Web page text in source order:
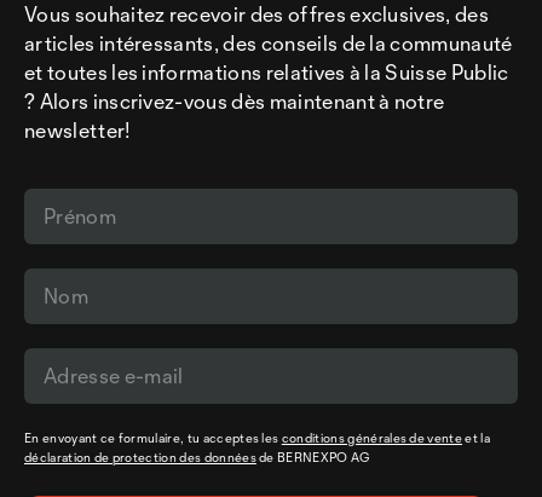
Vous souhaitez recevoir des offres exclusives, des
articles intéressants, des conseils de la communauté
et toutes les informations relatives à la Suisse Public
? Alors inscrivez-vous dès maintenant à notre
newsletter!
En envoyant ce formulaire, tu acceptes les conditions générales de venteet la
déclaration de protection des donnéesde BERNEXPO AG